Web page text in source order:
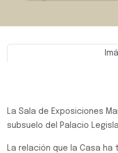
La Sala de Exposiciones
subsuelo del Palacio
La relación que la Casa